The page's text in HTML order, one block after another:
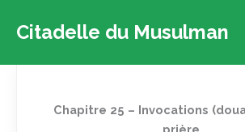
Citadelle du Musulman
Chapitre 25 – Invocations
prière